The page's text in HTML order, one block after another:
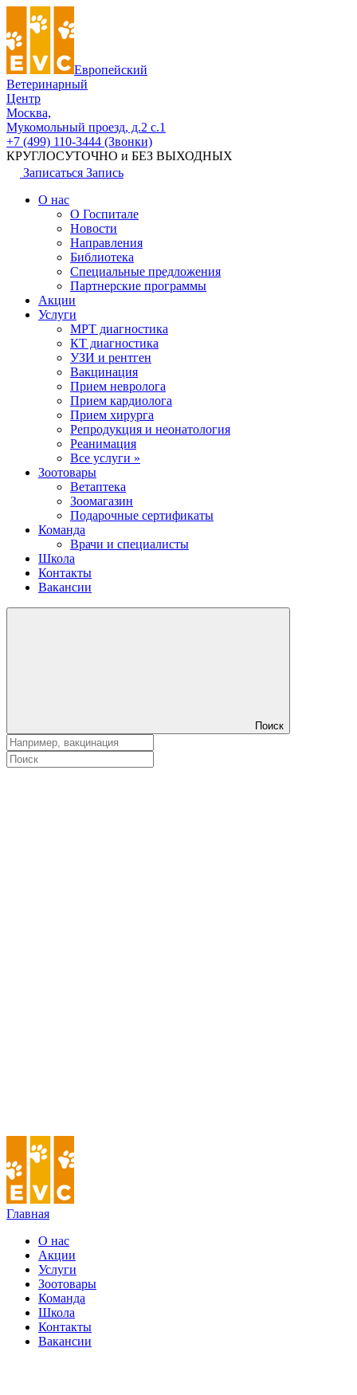
Европейский
Ветеринарный
Центр
Москва,
Мукомольный проезд, д.2 с.1
+7 (499) 110-3444 (Звонки)
КРУГЛОСУТОЧНО и БЕЗ ВЫХОДНЫХ
Записаться Запись
О нас
О Госпитале
Новости
Направления
Библиотека
Специальные предложения
Партнерские программы
Акции
Услуги
МРТ диагностика
КТ диагностика
УЗИ и рентген
Вакцинация
Прием невролога
Прием кардиолога
Прием хирурга
Репродукция и неонатология
Реанимация
Все услуги »
Зоотовары
Ветаптека
Зоомагазин
Подарочные сертификаты
Команда
Врачи и специалисты
Школа
Контакты
Вакансии
Поиск
Главная
О нас
Акции
Услуги
Зоотовары
Команда
Школа
Контакты
Вакансии